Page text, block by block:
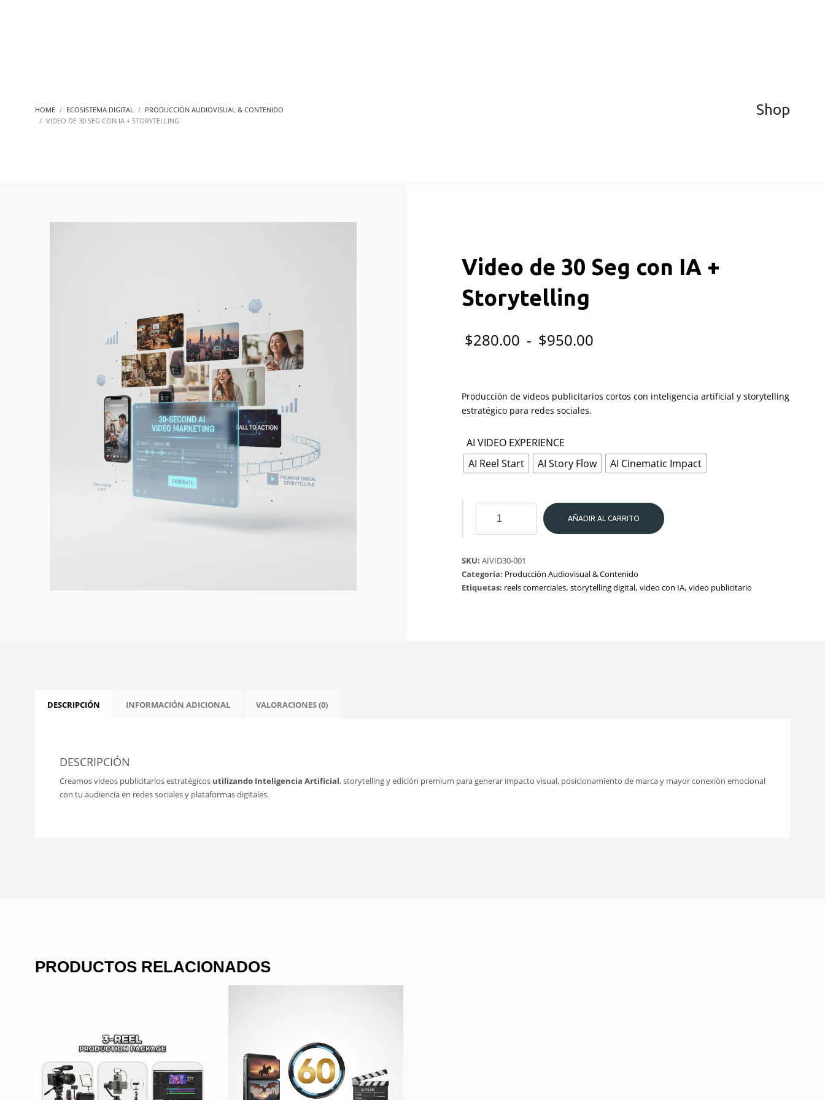
HOME ECOSISTEMA DIGITAL
PRODUCCIÓN AUDIOVISUAL & CONTENIDO
VIDEO DE 30 SEG CON IA + STORYTELLING
Shop
Video de 30 Seg con IA +
Storytelling
$280.00 - $950.00
precios:
hasta
Producción de videos publicitarios cortos con inteligencia artificial y storytelling
estratégico para redes sociales.
AI VIDEO EXPERIENCE
AI Reel Start
AI Story Flow AI Cinematic Impact
30
con
IA
+
AÑADIR AL CARRITO
SKU: AIVID30-001
Categoría: Producción Audiovisual & Contenido
Etiquetas: reels comerciales, storytelling digital, video con IA, video publicitario
DESCRIPCIÓN INFORMACIÓN ADICIONAL VALORACIONES (0)
DESCRIPCIÓN
Creamos videos publicitarios estratégicos utilizando Inteligencia Artificial, storytelling y edición premium para generar impacto visual, posicionamiento de marca y mayor conexión emocional
con tu audiencia en redes sociales y plataformas digitales.
PRODUCTOS RELACIONADOS